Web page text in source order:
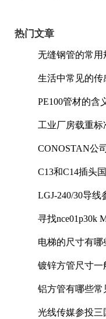
热门文章
无缝钢管的常用
生活中常见的传
PE100管材的含
工业厂房载重
CONOSTAN公
C13和C14插头
LGJ-240/30导
寻找nce01p30k
电梯的尺寸有哪
镀锌方管尺寸一
铝方管有哪些常
光线传媒参投三